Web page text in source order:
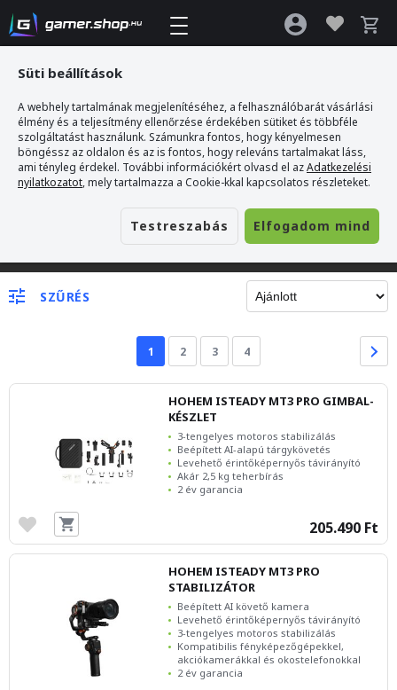
Gimbal / stabilizátor
SZŰRÉS
1 2 3 4
HOHEM ISTEADY MT3 PRO GIMBAL-
KÉSZLET
3-tengelyes motoros stabilizálás
Beépített AI-alapú tárgykövetés
Levehető érintőképernyős távirányító
Akár 2,5 kg teherbírás
2 év garancia
205.490 Ft
HOHEM ISTEADY MT3 PRO
STABILIZÁTOR
Beépített AI követő kamera
Levehető érintőképernyős távirányító
3-tengelyes motoros stabilizálás
Kompatibilis fényképezőgépekkel,
akciókamerákkal és okostelefonokkal
2 év garancia
Süti beállítások
A webhely tartalmának megjelenítéséhez, a felhasználóbarát vásárlási
élmény és a teljesítmény ellenőrzése érdekében sütiket és többféle
szolgáltatást használunk. Számunkra fontos, hogy kényelmesen
böngéssz az oldalon és az is fontos, hogy releváns tartalmakat láss,
ami tényleg érdekel. További információkért olvasd el azAdatkezelési
nyilatkozatot, mely tartalmazza a Cookie-kkal kapcsolatos részleteket.
Testreszabás Elfogadom mind